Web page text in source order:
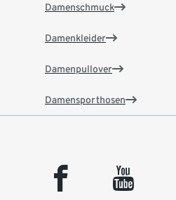
Damenschmuck
Damenkleider
Damenpullover
Damensporthosen
facebook youtube